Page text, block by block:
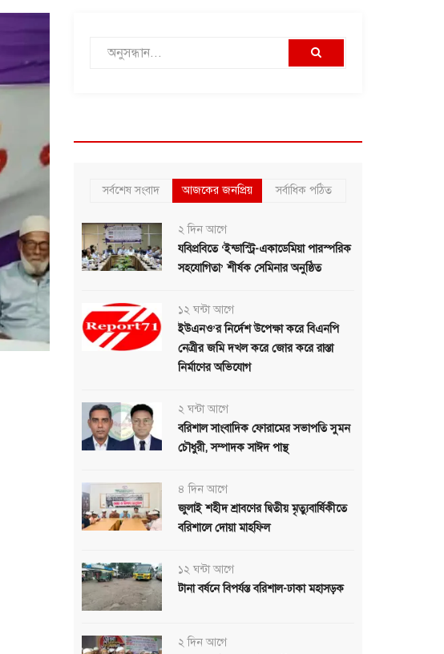
সর্বশেষ সংবাদ আজকের জনপ্রিয় সর্বাধিক পঠিত
২ দিন আগে
যবিপ্রবিতে ‘ইন্ডাস্ট্রি-একাডেমিয়া পারস্পরিক
সহযোগিতা’ শীর্ষক সেমিনার অনুষ্ঠিত
১২ ঘন্টা আগে
ইউএনও’র নির্দেশ উপেক্ষা করে বিএনপি
নেত্রীর জমি দখল করে জোর করে রাস্তা
নির্মাণের অভিযোগ
২ ঘন্টা আগে
বরিশাল সাংবাদিক ফোরামের সভাপতি সুমন
চৌধুরী, সম্পাদক সাঈদ পান্থ
৪ দিন আগে
জুলাই শহীদ শ্রাবণের দ্বিতীয় মৃত্যুবার্ষিকীতে
বরিশালে দোয়া মাহফিল
১২ ঘন্টা আগে
টানা বর্ষনে বিপর্যস্ত বরিশাল-ঢাকা মহাসড়ক
২ দিন আগে